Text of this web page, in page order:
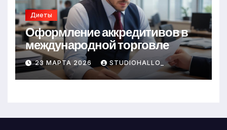
Диеты
Оформление аккредитивов в
международной торговле
23 МАРТА 2026 STUDIOHALLO_